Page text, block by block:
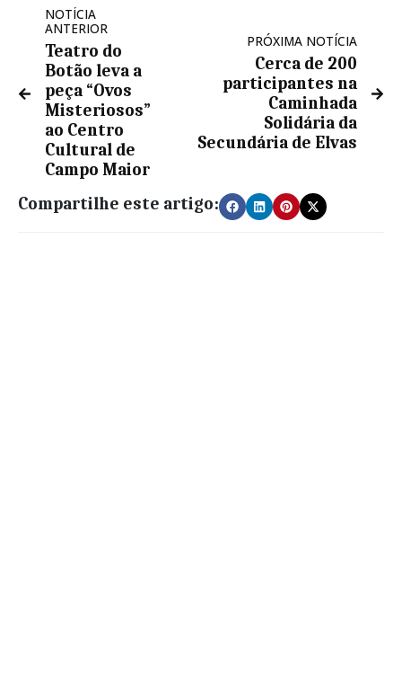
NOTÍCIA
ANTERIOR
Teatro do
Botão leva a
peça “Ovos
Misteriosos”
ao Centro
Cultural de
Campo Maior
PRÓXIMA NOTÍCIA
Cerca de 200
participantes na
Caminhada
Solidária da
Secundária de Elvas
Compartilhe este artigo: